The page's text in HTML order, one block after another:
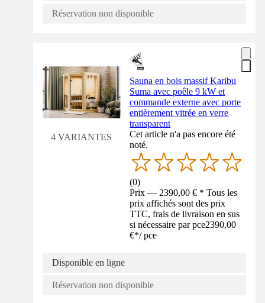
Réservation non disponible
4 VARIANTES
Sauna en bois massif Karibu
Suma avec poêle 9 kW et
commande externe avec porte
entièrement vitrée en verre
transparent
Cet article n'a pas encore été
noté.
(0)
Prix — 2390,00 € * Tous les
prix affichés sont des prix
TTC, frais de livraison en sus
si nécessaire par pce2390,00
€*/ pce
Disponible en ligne
Réservation non disponible